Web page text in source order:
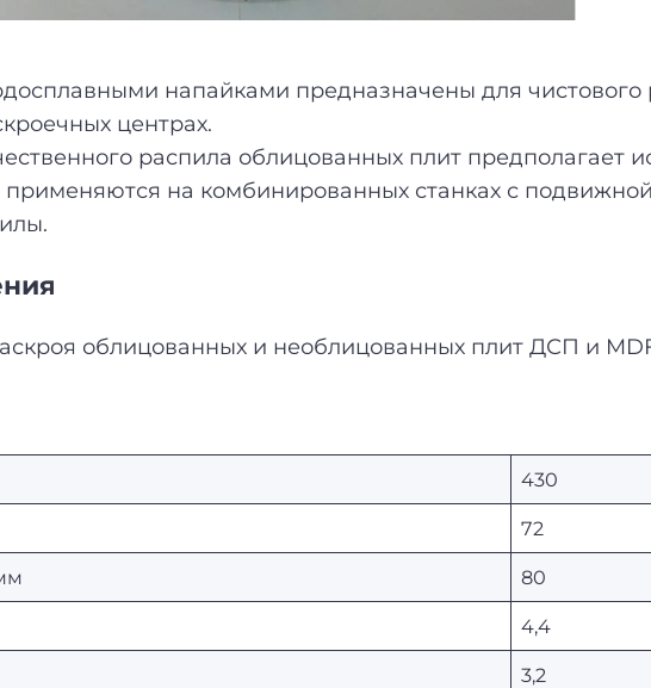
напайками предназначены для
центрах.
распила облицованных плит предполагает
на комбинированных станках с
облицованных и необлицованных плит ДСП и
430
72
80
4,4
3,2